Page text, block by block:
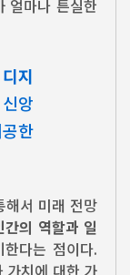
얼마나 튼실한
지
앙
한
해서 미래 전망
의 역할과 일
다는 점이다.
가치에 대한 가